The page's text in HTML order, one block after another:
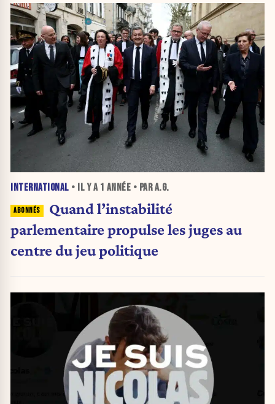
INTERNATIONAL • IL Y A 1 ANNÉE • PAR A.G.
Quand l’instabilité
parlementaire propulse les juges au
centre du jeu politique